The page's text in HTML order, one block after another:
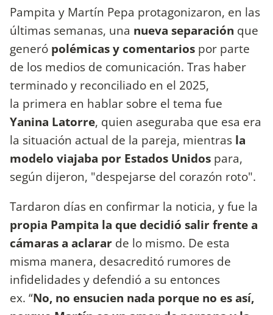
Pampita y Martín Pepa protagonizaron, en las
últimas semanas, una nueva separación que
generó polémicas y comentarios por parte
de los medios de comunicación. Tras haber
terminado y reconciliado en el 2025,
la primera en hablar sobre el tema fue
Yanina Latorre, quien aseguraba que esa era
la situación actual de la pareja, mientras la
modelo viajaba por Estados Unidos para,
según dijeron, "despejarse del corazón roto".
Tardaron días en confirmar la noticia, y fue la
propia Pampita la que decidió salir frente a
cámaras a aclarar de lo mismo. De esta
misma manera, desacreditó rumores de
infidelidades y defendió a su entonces
ex. “No, no ensucien nada porque no es así,